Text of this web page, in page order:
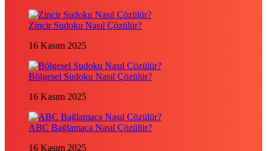
Zincir Sudoku Nasıl Çözülür?
16 Kasım 2025
Bölgesel Sudoku Nasıl Çözülür?
16 Kasım 2025
ABC Bağlamaca Nasıl Çözülür?
16 Kasım 2025